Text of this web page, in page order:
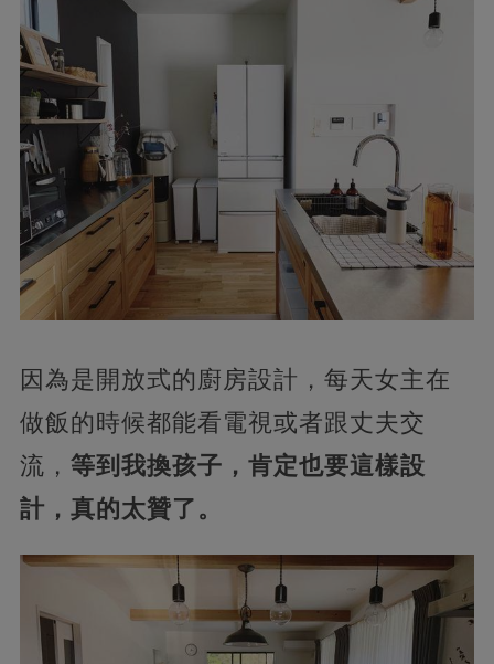
因為是開放式的廚房設計，每天女主在
做飯的時候都能看電視或者跟丈夫交
流， 等到我換孩子，肯定也要這樣設
計，真的太贊了。